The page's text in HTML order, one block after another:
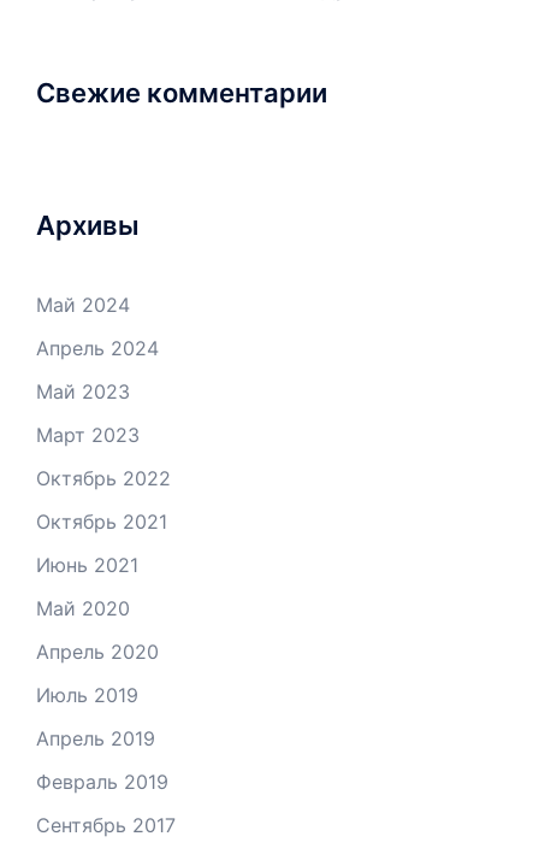
Свежие комментарии
Архивы
Май 2024
Апрель 2024
Май 2023
Март 2023
Октябрь 2022
Октябрь 2021
Июнь 2021
Май 2020
Апрель 2020
Июль 2019
Апрель 2019
Февраль 2019
Сентябрь 2017